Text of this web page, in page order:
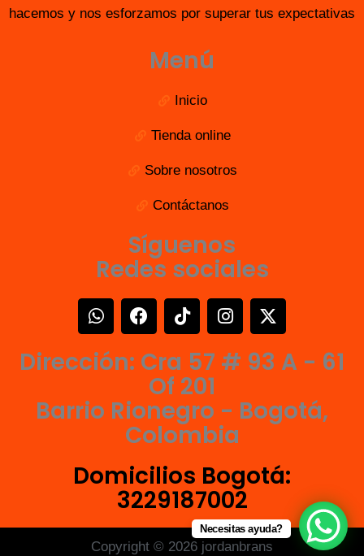
hacemos y nos esforzamos por superar tus expectativas
Menú
Inicio
Tienda online
Sobre nosotros
Contáctanos
Síguenos
Redes sociales
W
h
t
p
F
a
e
o
k
T
i
o
k
I
n
t
r
a
m
X
-
w
t
e
Dirección: Cra 57 # 93 A - 61
Of 201
Barrio Rionegro - Bogotá,
Colombia
Domicilios Bogotá:
3229187002
Copyright © 2026 jordanbrans
Necesitas ayuda?